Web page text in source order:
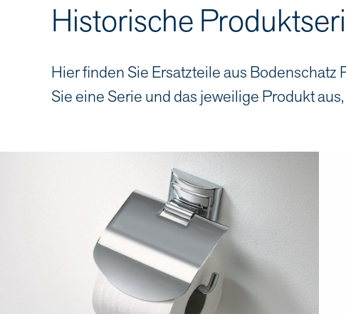
Historische
Hier finden Sie Ersatzteile aus
Sie eine Serie und das jeweilige Produkt